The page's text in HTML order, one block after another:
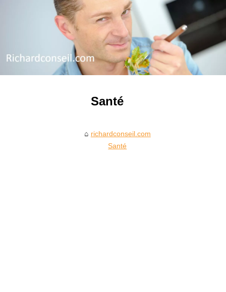
Santé
richardconseil.com
Santé